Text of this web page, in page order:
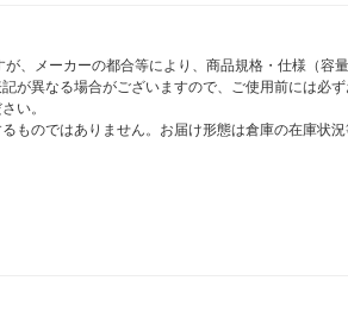
、メーカーの都合等により、商品規格・仕様（容
が異なる場合がございますので、ご使用前には必
い。
ものではありません。お届け形態は倉庫の在庫状